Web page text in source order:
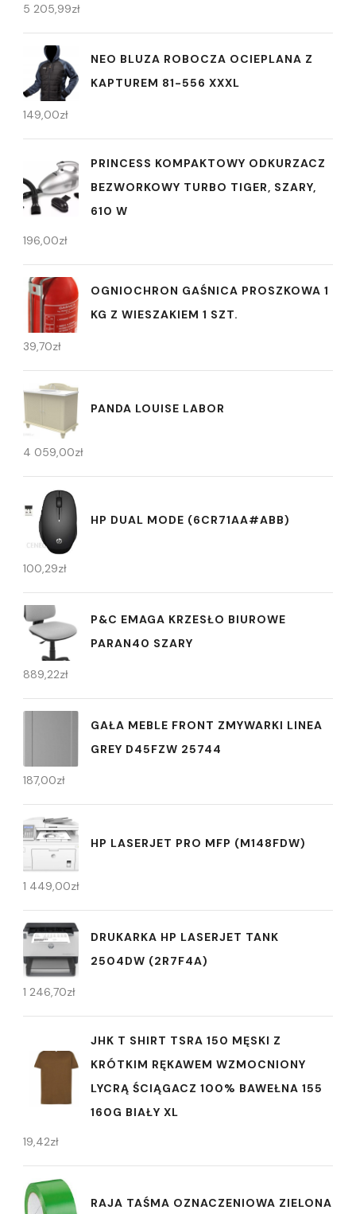
5 205,99zł
NEO BLUZA ROBOCZA OCIEPLANA Z
KAPTUREM 81-556 XXXL
149,00zł
PRINCESS KOMPAKTOWY ODKURZACZ
BEZWORKOWY TURBO TIGER, SZARY,
610 W
196,00zł
OGNIOCHRON GAŚNICA PROSZKOWA 1
KG Z WIESZAKIEM 1 SZT.
39,70zł
PANDA LOUISE LABOR
4 059,00zł
HP DUAL MODE (6CR71AA#ABB)
100,29zł
P&C EMAGA KRZESŁO BIUROWE
PARAN40 SZARY
889,22zł
GAŁA MEBLE FRONT ZMYWARKI LINEA
GREY D45FZW 25744
187,00zł
HP LASERJET PRO MFP (M148FDW)
1 449,00zł
DRUKARKA HP LASERJET TANK
2504DW (2R7F4A)
1 246,70zł
JHK T SHIRT TSRA 150 MĘSKI Z
KRÓTKIM RĘKAWEM WZMOCNIONY
LYCRĄ ŚCIĄGACZ 100% BAWEŁNA 155
160G BIAŁY XL
19,42zł
RAJA TAŚMA OZNACZENIOWA ZIELONA